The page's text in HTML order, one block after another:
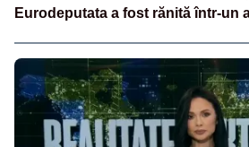
Eurodeputata a fost rănită într-un